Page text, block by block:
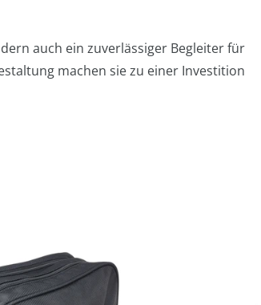
auch ein zuverlässiger Begleiter für
machen sie zu einer Investition